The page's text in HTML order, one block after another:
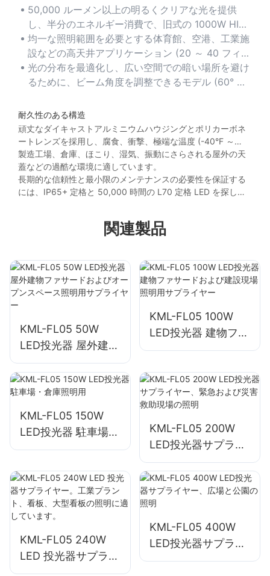
50,000 ルーメン以上の明るくクリアな光を提供
し、半分のエネルギー消費で、旧式の 1000W HID
照明器具を効果的に置き換えます。
均一な照明範囲を必要とする体育館、空港、工業施
設などの高天井アプリケーション (20 ～ 40 フィー
ト) に最適です。
光の分布を最適化し、広い空間での暗い場所を避け
るために、ビーム角度を調整できるモデル (60° ～
耐久性のある構造
頑丈なダイキャストアルミニウムハウジングとポリカーボネ
ートレンズを採用し、腐食、衝撃、極端な温度 (-40°F ～
130°F) に対する耐性を確保しています。
製造工場、倉庫、ほこり、湿気、振動にさらされる屋外の天
蓋などの過酷な環境に適しています。
長期的な信頼性と最小限のメンテナンスの必要性を保証する
には、IP65+ 定格と 50,000 時間の L70 定格 LED を探して
関連製品
KML-FL05 50W
LED投光器 屋外建物
ファサードおよびオ
ープンスペース照明
用サプライヤー
KML-FL05 100W
LED投光器 建物ファ
サードおよび建設現
ー
KML-FL05 150W
LED投光器 駐車場・
倉庫照明用
KML-FL05 200W
LED投光器サプライ
ヤー、緊急および災
害救助現場の照明
KML-FL05 240W
LED 投光器サプライ
ヤー。工業プラン
KML-FL05 400W
LED投光器サプライ
ヤー、広場と公園の